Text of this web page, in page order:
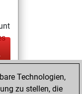
a
Technologien,
zu stellen, die